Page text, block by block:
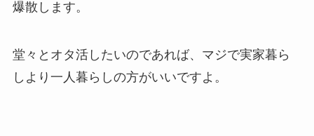
爆散します。
堂々とオタ活したいのであれば、マジで実家暮ら
しより一人暮らしの方がいいですよ。